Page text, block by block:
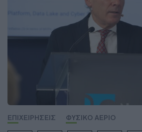
ΕΠΙΧΕΙΡΗΣΕΙΣ ΦΥΣΙΚΟ ΑΕΡΙΟ